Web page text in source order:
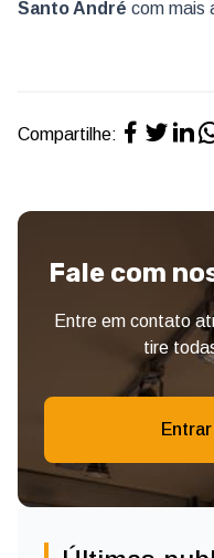
Santo André com mais
Compartilhe:
Fale com
Entre em contato
tire